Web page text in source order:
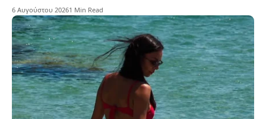
6 Αυγούστου 20261 Min Read